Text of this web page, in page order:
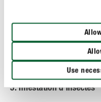
Use
5. Infestation d'insectes